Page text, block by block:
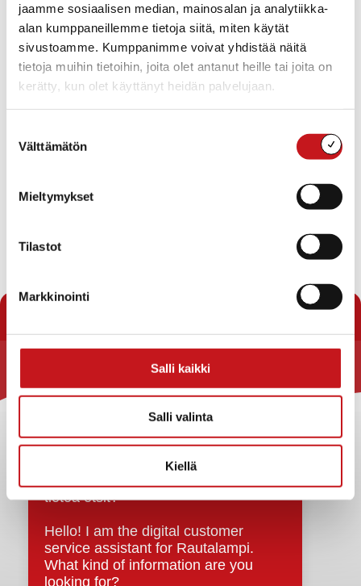
jaamme sosiaalisen median, mainosalan ja analytiikka-
alan kumppaneillemme tietoja siitä, miten käytät
sivustoamme. Kumppanimme voivat yhdistää näitä
tietoja muihin tietoihin, joita olet antanut heille tai joita on
kerätty, kun olet käyttänyt heidän palvelujaan.
valinta
Välttämätön
Mieltymykset
Tilastot
Markkinointi
Salli kaikki
Salli valinta
Kiellä
« Uutishuone
Kuntainfo
Strategiat, ohjelmat, ohjeet, suunnitelmat, säännöt ja
Asiakirjajulkisuuskuvaus
Evästeet
Saavutettavuusseloste
Tietosuoja